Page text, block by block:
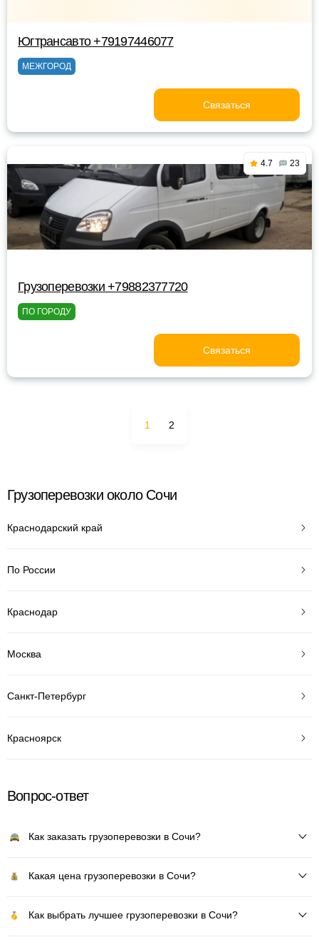
Югтрансавто +79197446077
МЕЖГОРОД
Связаться
4.7 23
Грузоперевозки +79882377720
ПО ГОРОДУ
Связаться
1 2
Грузоперевозки около Сочи
Краснодарский край
По России
Краснодар
Москва
Санкт-Петербург
Красноярск
Вопрос-ответ
Как заказать грузоперевозки в Сочи?
Какая цена грузоперевозки в Сочи?
Как выбрать лучшее грузоперевозки в Сочи?